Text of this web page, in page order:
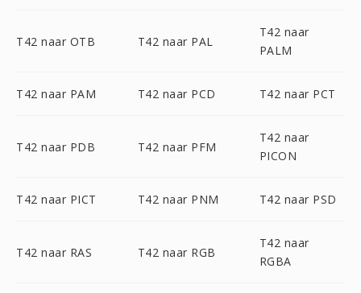
T42 naar OTB T42 naar PAL
T42 naar
PALM
T42 naar PAM T42 naar PCD T42 naar PCT
T42 naar PDB T42 naar PFM
T42 naar
PICON
T42 naar PICT T42 naar PNM T42 naar PSD
T42 naar RAS T42 naar RGB
T42 naar
RGBA